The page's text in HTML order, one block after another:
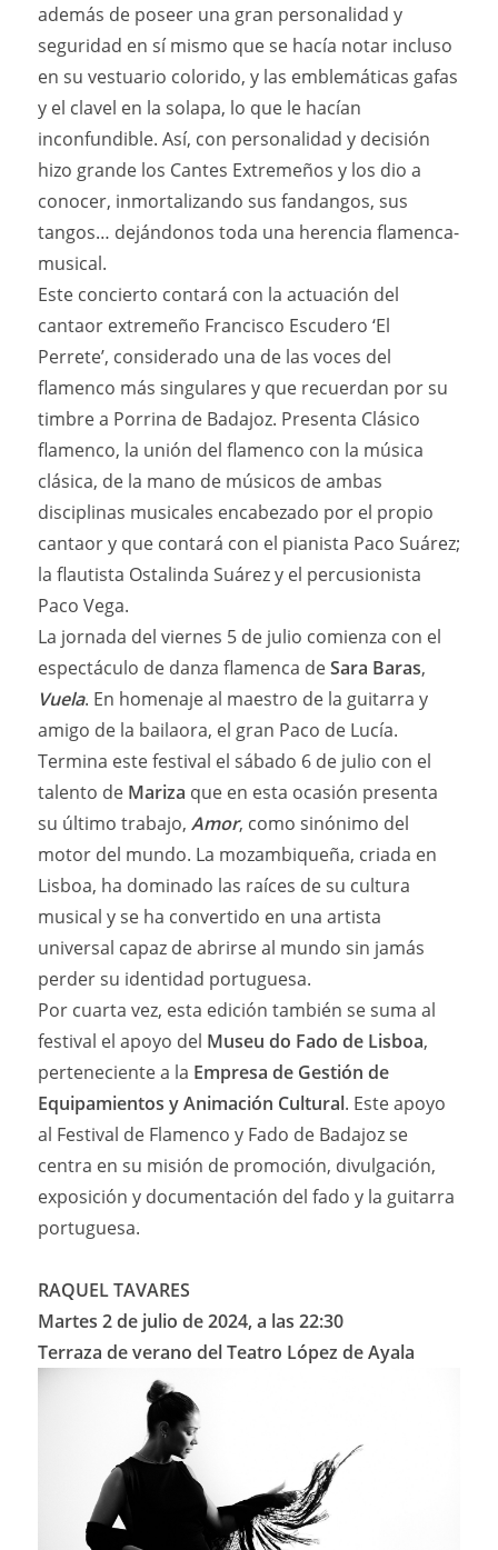
además de poseer una gran personalidad y
seguridad en sí mismo que se hacía notar incluso
en su vestuario colorido, y las emblemáticas gafas
y el clavel en la solapa, lo que le hacían
inconfundible. Así, con personalidad y decisión
hizo grande los Cantes Extremeños y los dio a
conocer, inmortalizando sus fandangos, sus
tangos… dejándonos toda una herencia flamenca-
musical.
Este concierto contará con la actuación del
cantaor extremeño Francisco Escudero ‘El
Perrete’, considerado una de las voces del
flamenco más singulares y que recuerdan por su
timbre a Porrina de Badajoz. Presenta Clásico
flamenco, la unión del flamenco con la música
clásica, de la mano de músicos de ambas
disciplinas musicales encabezado por el propio
cantaor y que contará con el pianista Paco Suárez;
la flautista Ostalinda Suárez y el percusionista
Paco Vega.
La jornada del viernes 5 de julio comienza con el
espectáculo de danza flamenca deSara Baras,
Vuela. En homenaje al maestro de la guitarra y
amigo de la bailaora, el gran Paco de Lucía.
Termina este festival el sábado 6 de julio con el
talento de Mariza que en esta ocasión presenta
su último trabajo, Amor, como sinónimo del
motor del mundo. La mozambiqueña, criada en
Lisboa, ha dominado las raíces de su cultura
musical y se ha convertido en una artista
universal capaz de abrirse al mundo sin jamás
perder su identidad portuguesa.
Por cuarta vez, esta edición también se suma al
festival el apoyo del Museu do Fado de Lisboa,
perteneciente a la Empresa de Gestión de
Equipamientos y Animación Cultural. Este apoyo
al Festival de Flamenco y Fado de Badajoz se
centra en su misión de promoción, divulgación,
exposición y documentación del fado y la guitarra
portuguesa.
RAQUEL TAVARES
Martes 2 de julio de 2024, a las 22:30
Terraza de verano del Teatro López de Ayala